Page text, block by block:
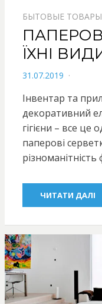
БЫТОВЫЕ ТОВАРЫ
ЇХНІ
POSTED
31.07.2019
Інвентар та
декоративний
гігієни – все це
паперові
ЧИТАТИ ДАЛІ